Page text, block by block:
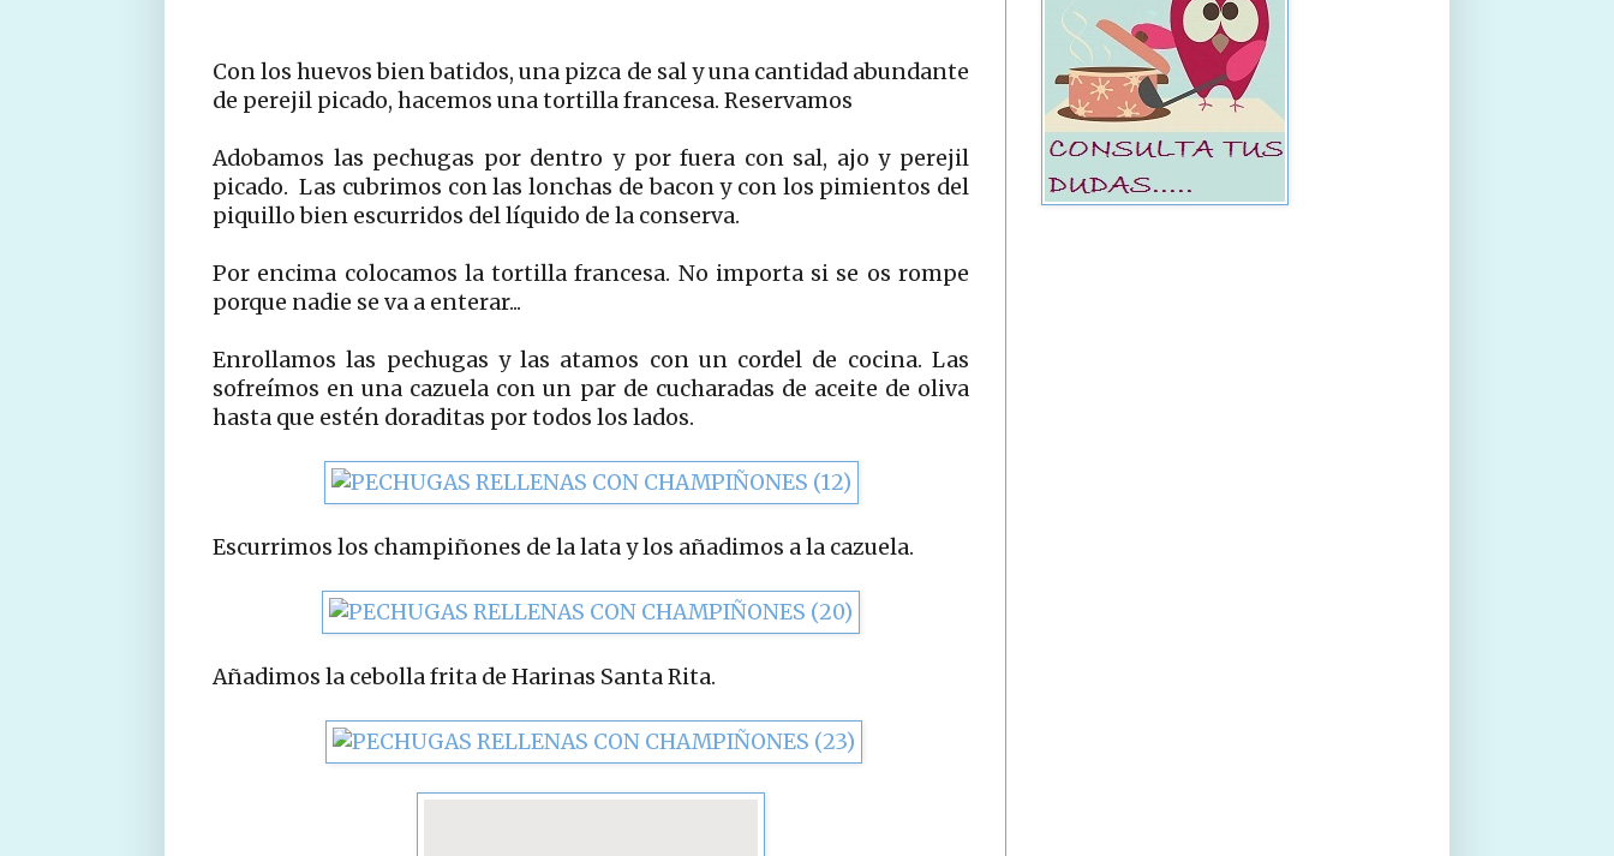
Con los huevos bien batidos, una pizca de sal y una cantidad abundante
de perejil picado, hacemos una tortilla francesa. Reservamos
Adobamos las pechugas por dentro y por fuera con sal, ajo y perejil
picado. Las cubrimos con las lonchas de bacon y con los pimientos del
piquillo bien escurridos del líquido de la conserva.
Por encima colocamos la tortilla francesa. No importa si se os rompe
porque nadie se va a enterar...
Enrollamos las pechugas y las atamos con un cordel de cocina. Las
sofreímos en una cazuela con un par de cucharadas de aceite de oliva
hasta que estén doraditas por todos los lados.
Escurrimos los champiñones de la lata y los añadimos a la cazuela.
Añadimos la cebolla frita de Harinas Santa Rita.